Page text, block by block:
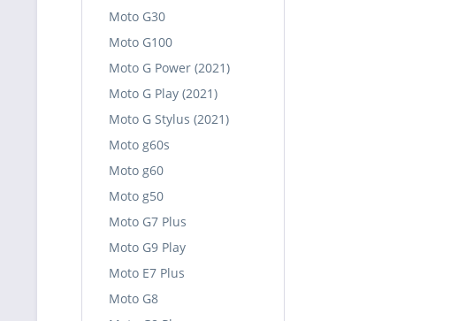
Moto G30
Moto G100
Moto G Power (2021)
Moto G Play (2021)
Moto G Stylus (2021)
Moto g60s
Moto g60
Moto g50
Moto G7 Plus
Moto G9 Play
Moto E7 Plus
Moto G8